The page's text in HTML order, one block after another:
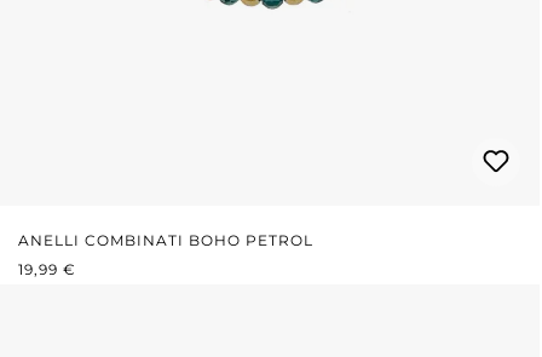
ANELLI COMBINATI BOHO PETROL
PREZZO NORMALE:
19,99 €